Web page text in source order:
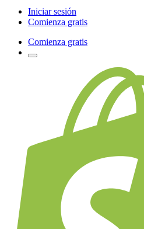
Iniciar sesión
Comienza gratis
Comienza gratis